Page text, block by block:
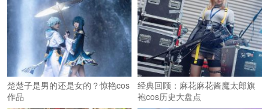
楚楚子是男的还是女的？惊艳cos
作品
经典回顾：麻花麻花酱魔太郎旗
袍cos历史大盘点